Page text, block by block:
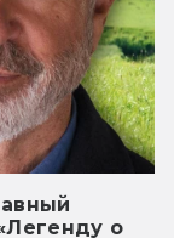
о